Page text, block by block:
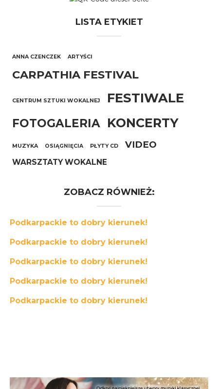
LISTA ETYKIET
ANNA CZENCZEK ARTYŚCI
CARPATHIA FESTIVAL
CENTRUM SZTUKI WOKALNEJ FESTIWALE
FOTOGALERIA KONCERTY
MUZYKA OSIĄGNIĘCIA PŁYTY CD VIDEO
WARSZTATY WOKALNE
ZOBACZ RÓWNIEŻ:
Podkarpackie to dobry kierunek!
Podkarpackie to dobry kierunek!
Podkarpackie to dobry kierunek!
Podkarpackie to dobry kierunek!
Podkarpackie to dobry kierunek!